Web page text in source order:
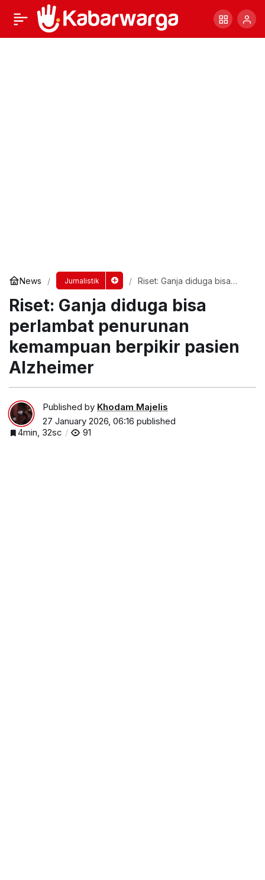
News Jurnalistik
Riset: Ganja diduga bisa
kemampuan berpikir pasien
Alzheimer
Riset: Ganja diduga bisa
perlambat penurunan
kemampuan berpikir pasien
Alzheimer
Published by Khodam Majelis
27 January 2026, 06:16 published
4min, 32sc
91